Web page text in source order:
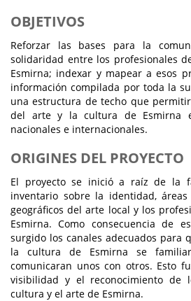
OBJETIVOS
Reforzar las bases para la
solidaridad entre los profesionales
Esmirna; indexar y mapear a esos
información compilada por toda la
una estructura de techo que
del arte y la cultura de Esmirna
nacionales e internacionales.
ORIGINES DEL PROYECTO
El proyecto se inició a raíz de la
inventario sobre la identidad,
geográficos del arte local y los
Esmirna. Como consecuencia de
surgido los canales adecuados para
la cultura de Esmirna se
comunicaran unos con otros. Esto
visibilidad y el reconocimiento de
cultura y el arte de Esmirna.